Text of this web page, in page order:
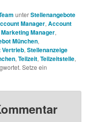
unterStellenangebote
Manager,Account
Marketing Manager,
München,
Vertrieb,Stellenanzeige
,Teilzeit,Teilzeitstelle,
Setze ein